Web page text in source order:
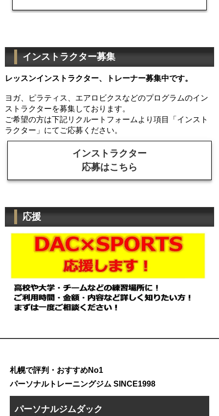
インストラクター募集
レッスンインストラクター、トレーナー募集中です。
ヨガ、ピラティス、エアロビクスなどのプログラムのイン
ストラクターを募集しております。
ご希望の方は下記リクルートフォームより項目「インスト
ラクター」にてご応募ください。
インストラクター
応募はこちら
応援
札幌で評判・おすすめNo1
パーソナルトレーニングジム SINCE1998
パーソナルジムダック